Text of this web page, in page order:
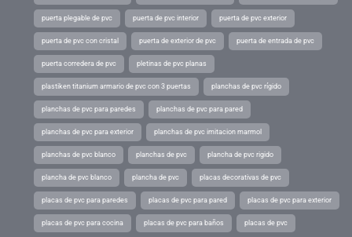
puerta plegable de pvc puerta de pvc interior puerta de pvc exterior
puerta de pvc con cristal puerta de exterior de pvc puerta de entrada de pvc
puerta corredera de pvc pletinas de pvc planas
plastiken titanium armario de pvc con 3 puertas planchas de pvc rígido
planchas de pvc para paredes planchas de pvc para pared
planchas de pvc para exterior planchas de pvc imitacion marmol
planchas de pvc blanco planchas de pvc plancha de pvc rigido
plancha de pvc blanco plancha de pvc placas decorativas de pvc
placas de pvc para paredes placas de pvc para pared placas de pvc para exterior
placas de pvc para cocina placas de pvc para baños placas de pvc